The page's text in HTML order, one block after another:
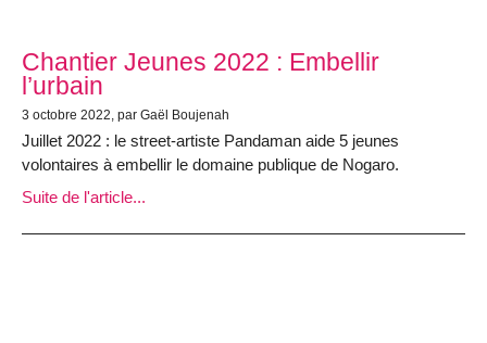
Chantier Jeunes 2022 : Embellir
l’urbain
3 octobre 2022, par Gaël Boujenah
Juillet 2022 : le street-artiste Pandaman aide 5 jeunes
volontaires à embellir le domaine publique de Nogaro.
Suite de l'article...